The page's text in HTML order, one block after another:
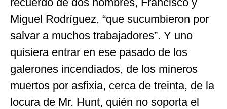
Miguel Rodríguez, “que sucumbieron por
salvar a muchos trabajadores”. Y uno
quisiera entrar en ese pasado de los
galerones incendiados, de los mineros
muertos por asfixia, cerca de treinta, de la
locura de Mr. Hunt, quién no soporta el